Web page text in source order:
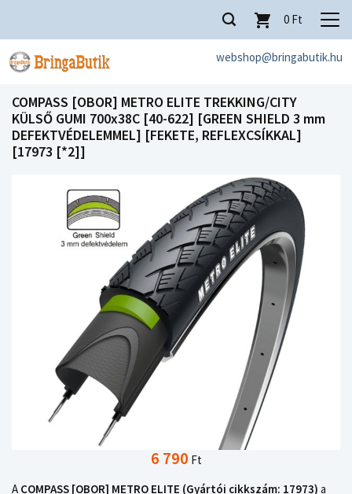
webshop@bringabutik.hu
0 Ft
COMPASS [OBOR] METRO ELITE TREKKING/CITY
KÜLSŐ GUMI 700x38C [40-622] [GREEN SHIELD 3 mm
DEFEKTVÉDELEMMEL] [FEKETE, REFLEXCSÍKKAL]
[17973 [*2]]
6 790 Ft
A COMPASS [OBOR] METRO ELITE (Gyártói cikkszám: 17973) a